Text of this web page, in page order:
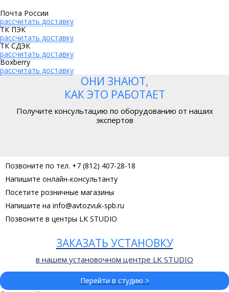
Почта России
рассчитать доставку
ТК ПЭК
рассчитать доставку
ТК СДЭК
рассчитать доставку
Boxberry
рассчитать доставку
ОНИ ЗНАЮТ,
КАК ЭТО РАБОТАЕТ
Получите консультацию по оборудованию от наших
экспертов
Позвоните по тел. +7 (812) 407-28-18
Напишите онлайн-консультанту
Посетите розничные магазины
Напишите на info@avtozvuk-spb.ru
Позвоните в центры LK STUDIO
ЗАКАЗАТЬ УСТАНОВКУ
в нашем установочном центре LK STUDIO
Перейти в студию >